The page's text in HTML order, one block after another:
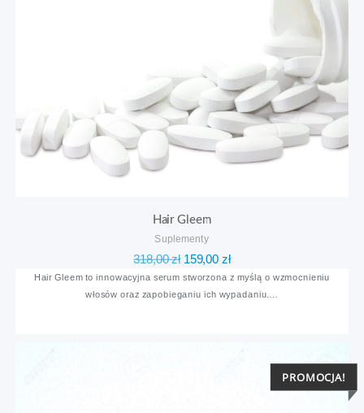
Hair Gleem
Suplementy
318,00zł Pierwotna
cena
wynosiła:
159,00 złAktualna
cena
wynosi:
Hair Gleem to innowacyjna serum stworzona z myślą o wzmocnieniu
włosów oraz zapobieganiu ich wypadaniu.…
PROMOCJA!